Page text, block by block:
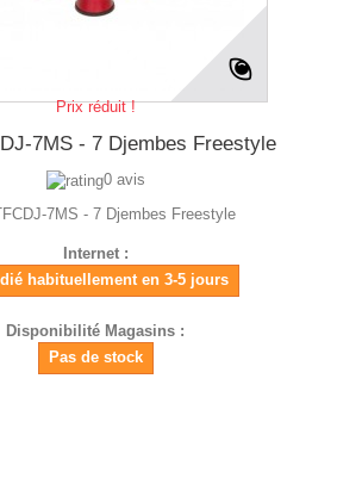
Prix réduit !
7MS - 7 Djembes Freestyle
0 avis
7MS - 7 Djembes Freestyle
Internet :
habituellement en 3-5 jours
Disponibilité Magasins :
Pas de stock